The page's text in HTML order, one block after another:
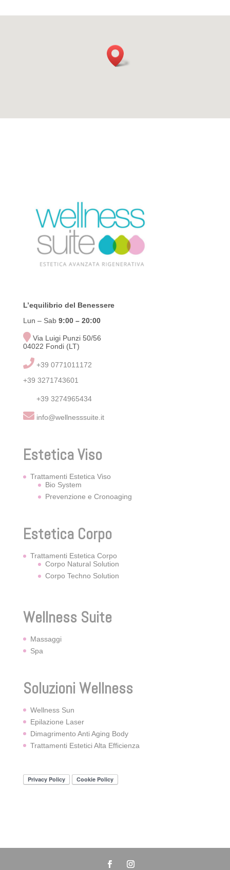
L’equilibrio del Benessere
Lun – Sab 9:00– 20:00
Via Luigi Punzi 50/56
04022 Fondi (LT)
+39 0771011172
+39 3271743601
+39 3274965434
info@wellnesssuite.it
Estetica Viso
Trattamenti Estetica Viso
Bio System
Prevenzione e Cronoaging
Estetica Corpo
Trattamenti Estetica Corpo
Corpo Natural Solution
Corpo Techno Solution
Wellness Suite
Massaggi
Spa
Soluzioni Wellness
Wellness Sun
Epilazione Laser
Dimagrimento Anti Aging Body
Trattamenti Estetici Alta Efficienza